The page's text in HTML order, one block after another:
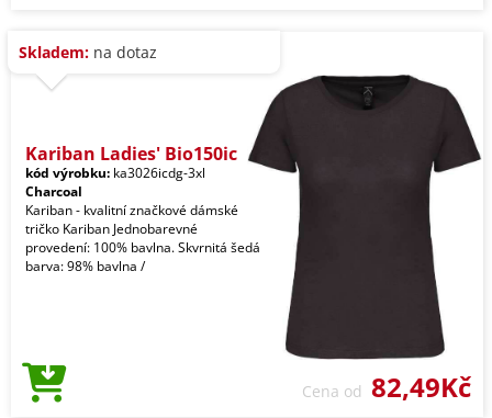
Skladem: na dotaz
Kariban Ladies' Bio150ic
kód výrobku: ka3026icdg-3xl
Charcoal
Kariban - kvalitní značkové dámské
tričko Kariban Jednobarevné
provedení: 100% bavlna. Skvrnitá šedá
barva: 98% bavlna /
Cena od 82,49Kč